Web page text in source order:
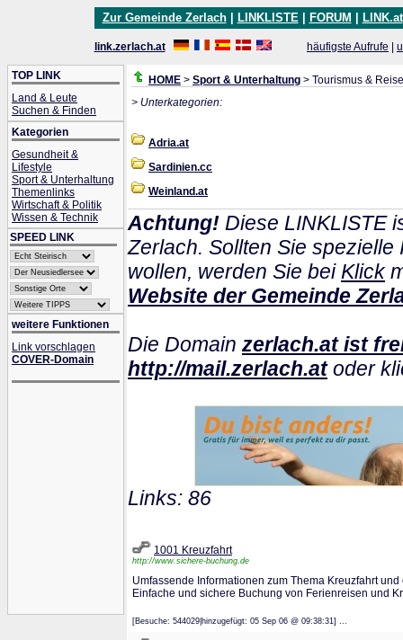
Zur Gemeinde Zerlach LINKLISTE FORUM LINK.at
link.zerlach.at häufigste Aufrufe
TOP LINK
Land & Leute
Suchen & Finden
Kategorien
Gesundheit &
Lifestyle
Sport & Unterhaltung
Themenlinks
Wirtschaft & Politik
Wissen & Technik
SPEED LINK
weitere Funktionen
Link vorschlagen
COVER-Domain
HOME > Sport & Unterhaltung > Tourismus &
> Unterkategorien:
Adria.at
Sardinien.cc
Weinland.at
Achtung! Diese LINKLISTE
Zerlach. Sollten Sie
wollen, werden Sie bei Klick
Website der Gemeinde
Die Domain zerlach.at ist
http://mail.zerlach.atoder
Links: 86
1001 Kreuzfahrt
http://www.sichere-buchung.de
Umfassende Informationen zum Thema Kreuzfahrt
Einfache und sichere Buchung von Ferienreisen und
[Besuche: 544029|hinzugefügt: 05 Sep 06 @ 09:38:31] ...